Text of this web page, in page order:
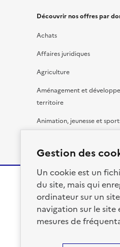
Gestion des
Un cookie est un
du site, mais qui
ordinateur sur un
navigation sur le
mesures de
Découvrir nos offres par
Achats
Affaires juridiques
Agriculture
Aménagement et
territoire
Animation, jeunesse et
RÉPUBLIQUE
FRANÇAISE